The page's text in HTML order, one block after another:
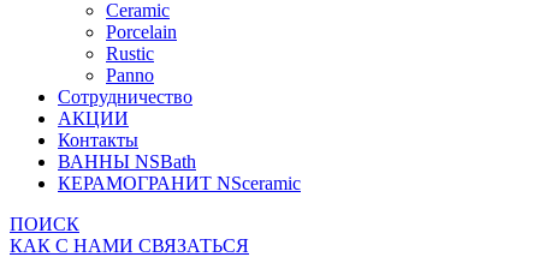
Ceramic
Porcelain
Rustic
Panno
Сотрудничество
АКЦИИ
Контакты
ВАННЫ NSBath
КЕРАМОГРАНИТ NSceramic
ПОИСК
КАК С НАМИ СВЯЗАТЬСЯ